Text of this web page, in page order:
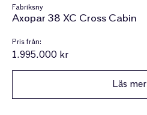
Fabriksny
Axopar 38 XC Cross Cabin
Pris från:
1.995.000 kr
Läs mer